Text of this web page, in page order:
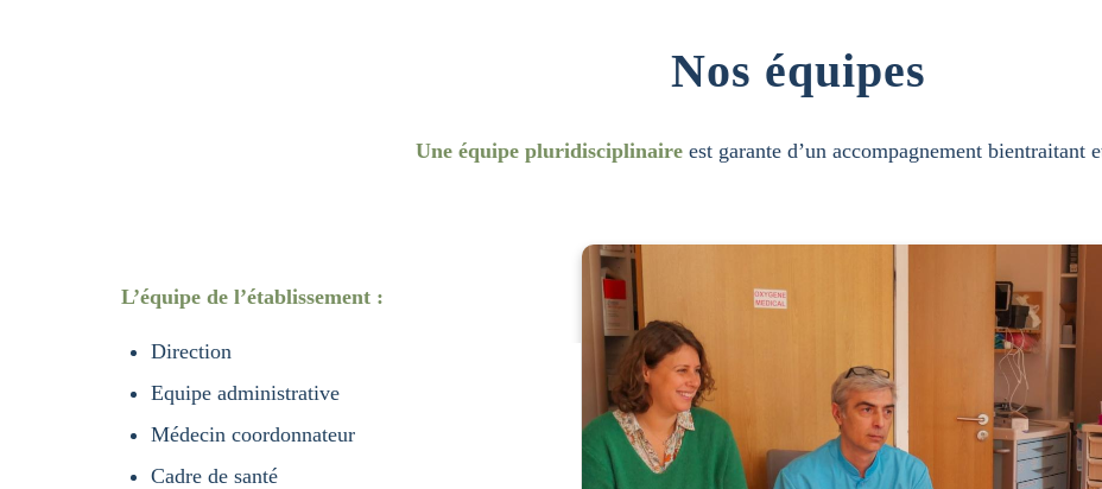
Nos équipes
Une équipe pluridisciplinaireest garante d’un accompagnement bientraitant
L’équipe de l’établissement :
Direction
Equipe administrative
Médecin coordonnateur
Cadre de santé